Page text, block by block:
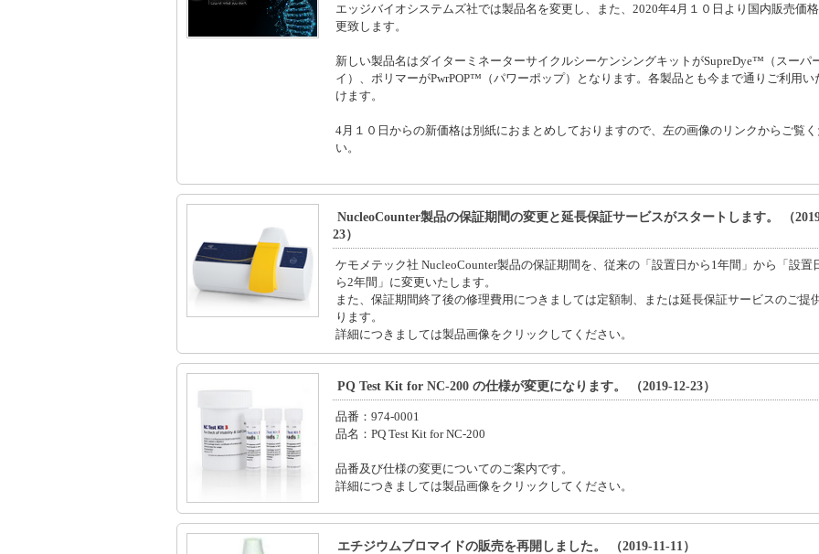
エッジバイオシステムズ社では製品名を変更し、また、2020年4月１０日より国内販売価
更致します。
新しい製品名はダイターミネーターサイクルシーケンシングキットがSupreDye™（スーパ
イ）、ポリマーがPwrPOP™（パワーポップ）となります。各製品とも今まで通りご利用い
けます。
4月１０日からの新価格は別紙におまとめしておりますので、左の画像のリンクからご覧く
い。
NucleoCounter製品の保証期間の変更と延長保証サービスがスタートします。 （
23）
ケモメテック社 NucleoCounter製品の保証期間を、従来の「設置日から1年間」から「設置
ら2年間」に変更いたします。
また、保証期間終了後の修理費用につきましては定額制、または延長保証サービスのご提
ります。
詳細につきましては製品画像をクリックしてください。
PQ Test Kit for NC-200 の仕様が変更になります。 （2019-12-23）
品番：974-0001
品名：PQ Test Kit for NC-200
品番及び仕様の変更についてのご案内です。
詳細につきましては製品画像をクリックしてください。
エチジウムブロマイドの販売を再開しました。 （2019-11-11）